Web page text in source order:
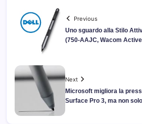
Previous
Uno sguardo alla Stilo
(750-AAJC, Wacom
Next
Microsoft migliora la
Surface Pro 3, ma non solo